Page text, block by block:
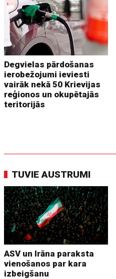
Degvielas pārdošanas
ierobežojumi ieviesti
vairāk nekā 50 Krievijas
reģionos un okupētajās
teritorijās
TUVIE AUSTRUMI
ASV un Irāna paraksta
vienošanos par kara
izbeigšanu